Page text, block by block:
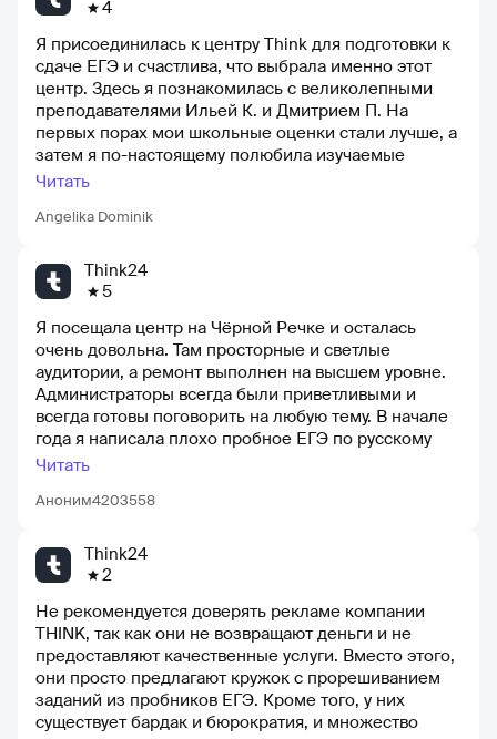
важно для нас. Курсы THINK имели хорошую
преподавателям. Мы хотели бы выразить огромную
благодарность нашему куратору Анжеле, так как в
течение года у нас возникало различные
проблемы, вызывающие опоздания и пропуски
занятий. Были случаи, когда его задерживали в
школе, пробки в городе или что-то ещё случалось.
Но благодаря хорошей организации и поддержке
действительно проделала отличную работу! Мы
знакомым и друзьям.
4
Angelika Dominik
Я присоединилась к центру Think для подготовки к
сдаче ЕГЭ и счастлива, что выбрала именно этот
центр. Здесь я познакомилась с великолепными
преподавателями Ильей К. и Дмитрием П. На
первых порах мои школьные оценки стали лучше, а
затем я по-настоящему полюбила изучаемые
предметы. Благодаря достаточному количеству
легко и без особой нервозности. 16 августа меня
исполнение моей заветной мечты! Мои родители
гордятся мной, и я очень-очень благодарна THiNK!
Читать
Think24
5
Аноним4203558
Я посещала центр на Чёрной Речке и осталась
очень довольна. Там просторные и светлые
аудитории, а ремонт выполнен на высшем уровне.
Администраторы всегда были приветливыми и
всегда готовы поговорить на любую тему. В начале
года я написала плохо пробное ЕГЭ по русскому
языку и поэтому попала в группу с низким уровнем.
своему старанию, я быстро вспомнила все и
очень понравились преподаватели по Русскому,
Математике и Обществознанию. Благодаря
бюджетное отделение магистратуры факультета
менеджмента Герцена. Это была невероятная
удача, потому что в начале года я даже не думала о
возможности поступить на бюджет. Хочу выразить
огромную благодарность центру за
предоставленные знания и возможность завести
Читать
Think24
2
Не рекомендуется доверять рекламе компании
THINK, так как они не возвращают деньги и не
предоставляют качественные услуги. Вместо этого,
они просто предлагают кружок с прорешиванием
заданий из пробников ЕГЭ. Кроме того, у них
существует бардак и бюрократия, и множество